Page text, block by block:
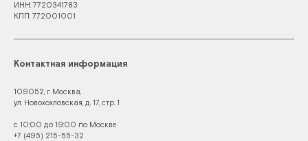
ИНН: 7720341783
КПП: 772001001
Контактная информация
109052, г. Москва,
ул. Новохохловская, д. 17, стр. 1
с 10:00 до 19:00 по Москве
+7 (495) 215-55-32